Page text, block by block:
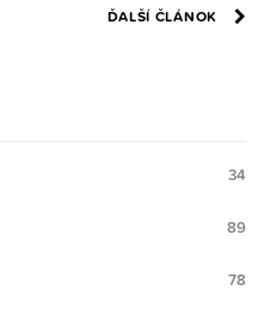
ĎALŠÍ ČLÁNOK
34
89
78